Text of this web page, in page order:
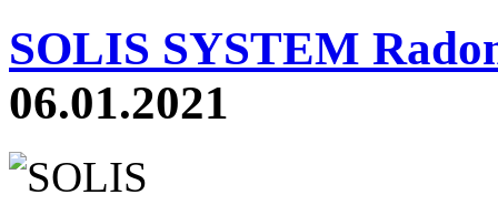
SOLIS SYSTEM
06.01.2021